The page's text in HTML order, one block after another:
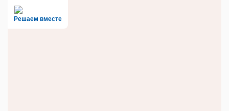
Решаем вместе